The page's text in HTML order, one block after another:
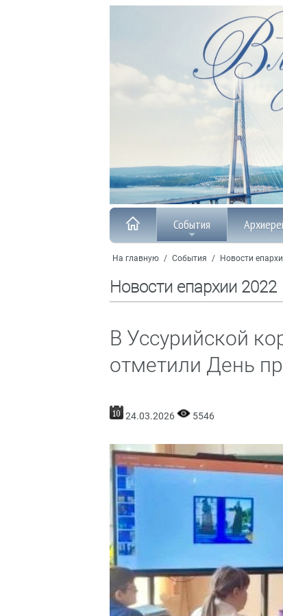
События
На главную / События / Новости
Новости епархии 2022
В Уссурийской
отметили День
24.03.2026 5546